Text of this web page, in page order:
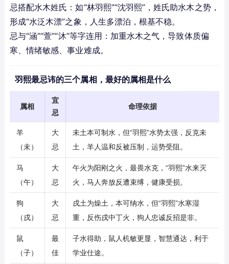
忌搭配水木姓氏：如“林羽熙”“沈羽熙”，姓氏助水木之势，
形成“水泛木漂”之象，人生多漂泊，根基不稳。
忌与“涵”“萱”“沐”等字连用：加重水木之气，导致体质偏
寒、情绪敏感、事业难成。
羽熙最忌讳的三个属相，最好的属相是什么
属相
宜
忌
命理依据
羊
（未）
大
忌
未土本可制水，但“羽熙”水势太强，反克未
土，羊人温和反被压制，运势受阻。
马
（午）
大
忌
午火为阳刚之火，最畏水克，“羽熙”水来灭
火，马人奔放反遭束缚，健康受损。
狗
（戌）
大
忌
戌土为燥土，本可纳水，但“羽熙”水寒湿
重，反伤戌中丁火，狗人忠诚反招是非。
鼠
（子）
最
佳
子水得助，鼠人机敏更显，智慧通达，利于
学业仕途。